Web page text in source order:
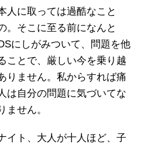
人に取っては過酷なこと
。そこに至る前になんと
にしがみついて、問題を他
ことで、厳しい今を乗り越
りません。私からすれば痛
は自分の問題に気づいてな
ません。
イト、大人が十人ほど、子